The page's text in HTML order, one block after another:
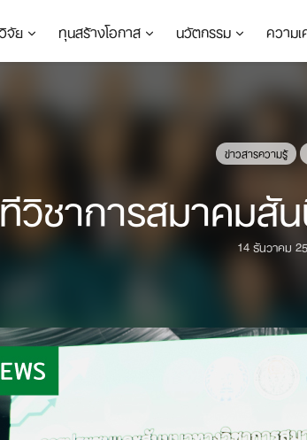
จัย ทุนสร้างโอกาส นวัตกรรม ความ
ข่าวสารความรู้
วิชาการสมาคมสั
14 ธันวาคม